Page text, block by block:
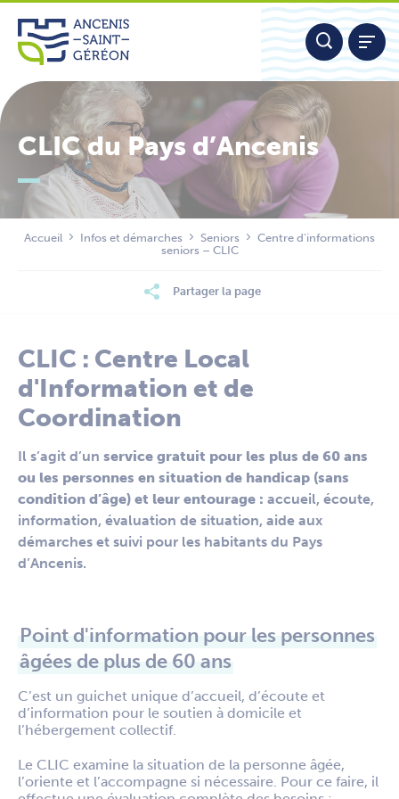
Aller
contenu
Nous contacter
CLIC du Pays d’Ancenis
Accueil Infos et démarches Seniors
Centre d'informations
seniors – CLIC
Partager la page
CLIC : Centre Local
d'Information et de
Coordination
Il s’agit d’un service gratuit pour les plus de 60 ans
ou les personnes en situation de handicap (sans
condition d’âge) et leur entourage : accueil, écoute,
information, évaluation de situation, aide aux
démarches et suivi pour les habitants du Pays
d’Ancenis.
Point d'information pour les personnes
âgées de plus de 60 ans
C’est un guichet unique d’accueil, d’écoute et
d’information pour le soutien à domicile et
l’hébergement collectif.
Le CLIC examine la situation de la personne âgée,
l’oriente et l’accompagne si nécessaire. Pour ce faire, il
Panneau de gestion des cookies